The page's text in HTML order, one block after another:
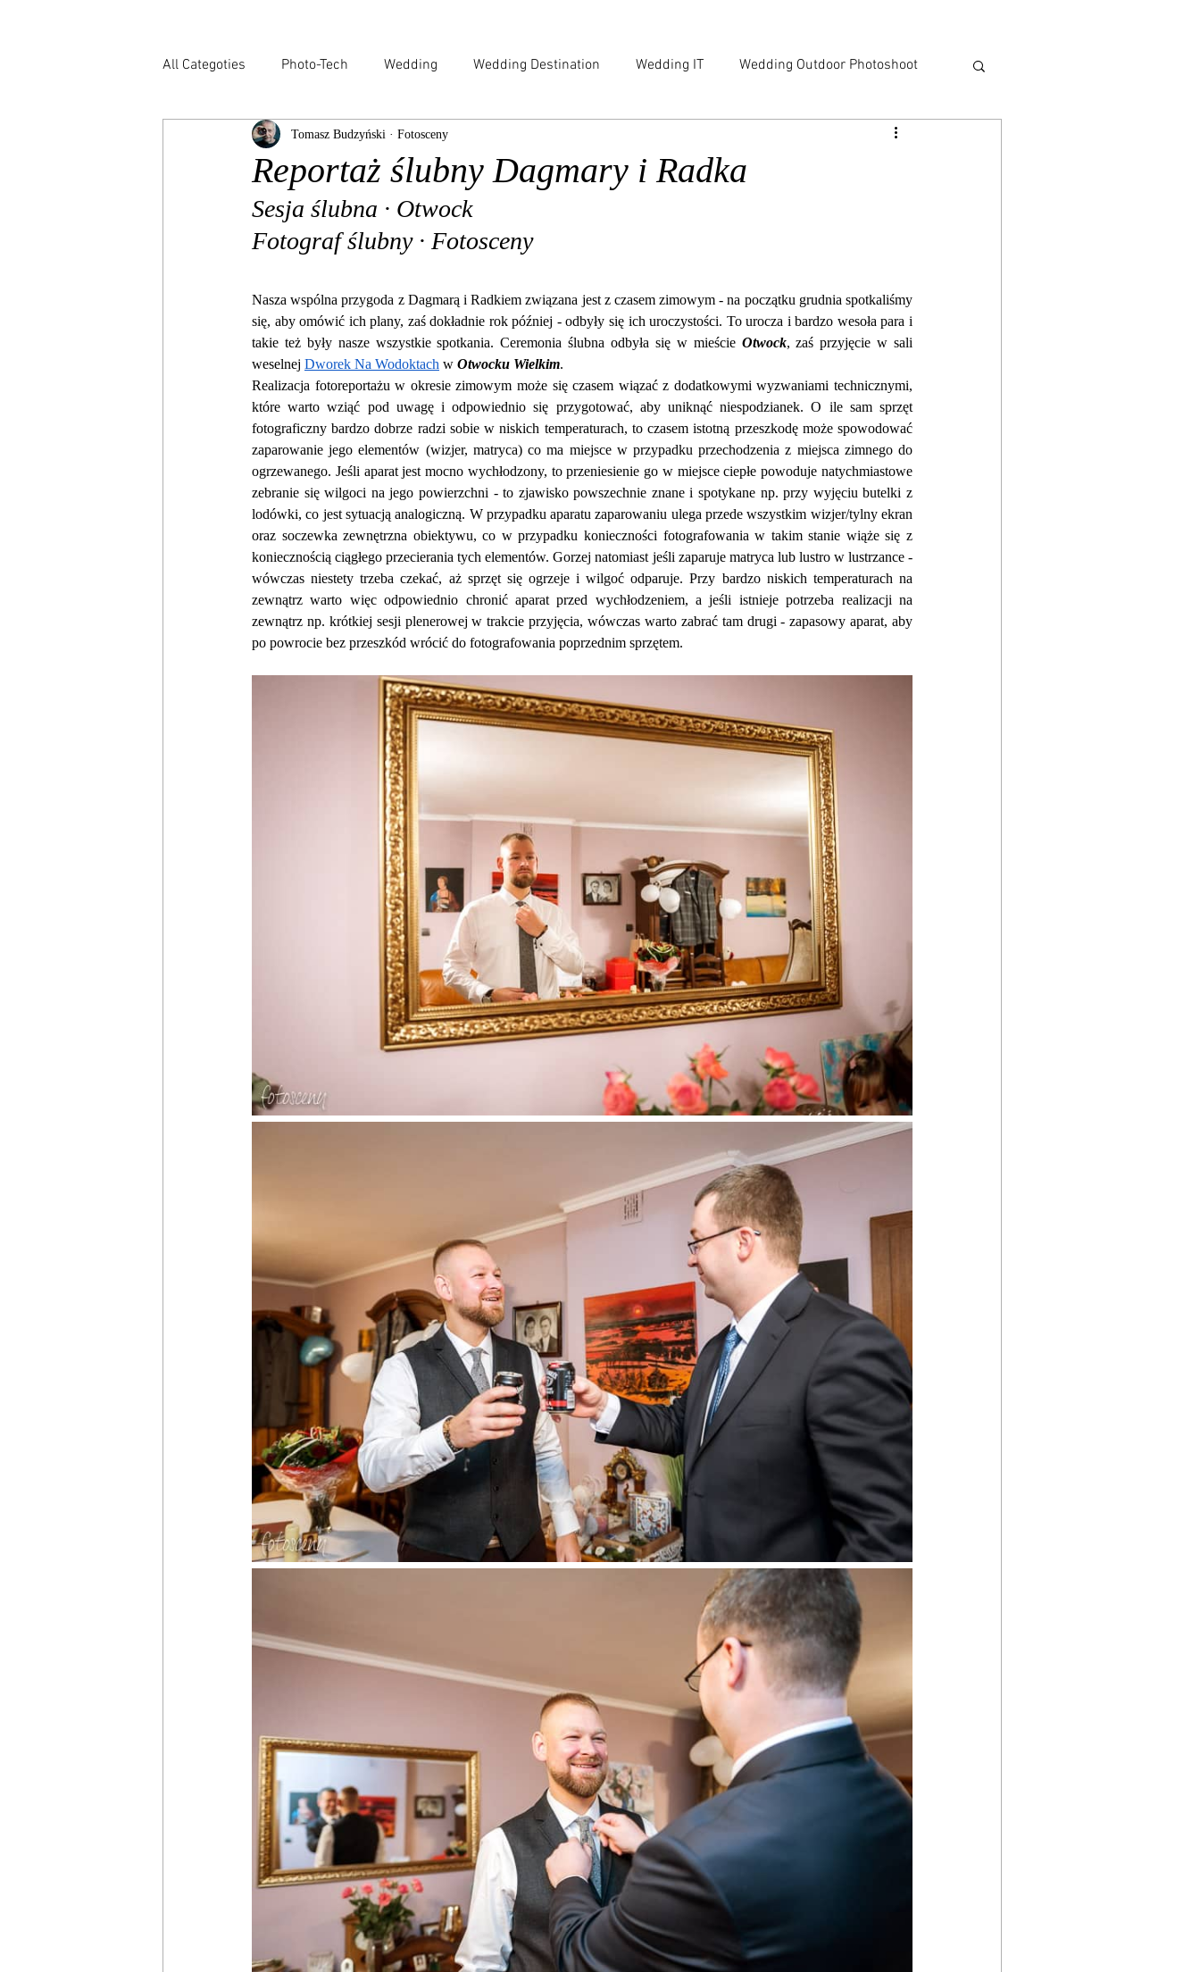
All Categoties Photo-Tech Wedding Wedding Destination Wedding IT Wedding Outdoor Photoshoot
Wedding PL Wedding Venice Family
Architecture Event Business Session
Reportaż ślubny Dagmary i Radka
Tomasz Budzyński · Fotosceny
Sesja ślubna · Otwock
Fotograf ślubny · Fotosceny
Nasza wspólna przygoda z Dagmarą i Radkiem związana jest z czasem zimowym - na początku grudnia spotkaliśmy
się, aby omówić ich plany, zaś dokładnie rok później - odbyły się ich uroczystości. To urocza i bardzo wesoła para i
takie też były nasze wszystkie spotkania. Ceremonia ślubna odbyła się w mieście Otwock, zaś przyjęcie w sali
weselnej Dworek Na Wodoktach w Otwocku Wielkim.
Realizacja fotoreportażu w okresie zimowym może się czasem wiązać z dodatkowymi wyzwaniami technicznymi,
które warto wziąć pod uwagę i odpowiednio się przygotować, aby uniknąć niespodzianek. O ile sam sprzęt
fotograficzny bardzo dobrze radzi sobie w niskich temperaturach, to czasem istotną przeszkodę może spowodować
zaparowanie jego elementów (wizjer, matryca) co ma miejsce w przypadku przechodzenia z miejsca zimnego do
ogrzewanego. Jeśli aparat jest mocno wychłodzony, to przeniesienie go w miejsce ciepłe powoduje natychmiastowe
zebranie się wilgoci na jego powierzchni - to zjawisko powszechnie znane i spotykane np. przy wyjęciu butelki z
lodówki, co jest sytuacją analogiczną. W przypadku aparatu zaparowaniu ulega przede wszystkim wizjer/tylny ekran
oraz soczewka zewnętrzna obiektywu, co w przypadku konieczności fotografowania w takim stanie wiąże się z
koniecznością ciągłego przecierania tych elementów. Gorzej natomiast jeśli zaparuje matryca lub lustro w lustrzance -
wówczas niestety trzeba czekać, aż sprzęt się ogrzeje i wilgoć odparuje. Przy bardzo niskich temperaturach na
zewnątrz warto więc odpowiednio chronić aparat przed wychłodzeniem, a jeśli istnieje potrzeba realizacji na
zewnątrz np. krótkiej sesji plenerowej w trakcie przyjęcia, wówczas warto zabrać tam drugi - zapasowy aparat, aby
po powrocie bez przeszkód wrócić do fotografowania poprzednim sprzętem.